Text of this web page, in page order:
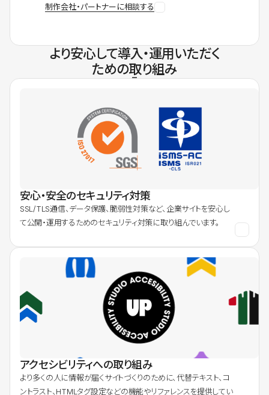
制作会社・パートナーに相談する
より安心して導入・運用いただく
ための取り組み
安心・安全のセキュリティ対策
SSL/TLS通信、データ保護、脆弱性対策など、企業サイトを安心し
て公開・運用するためのセキュリティ対策に取り組んでいます。
アクセシビリティへの取り組み
より多くの人に情報が届くサイトづくりのために、代替テキスト、コ
ントラスト、HTMLタグ設定などの機能やリファレンスを提供してい